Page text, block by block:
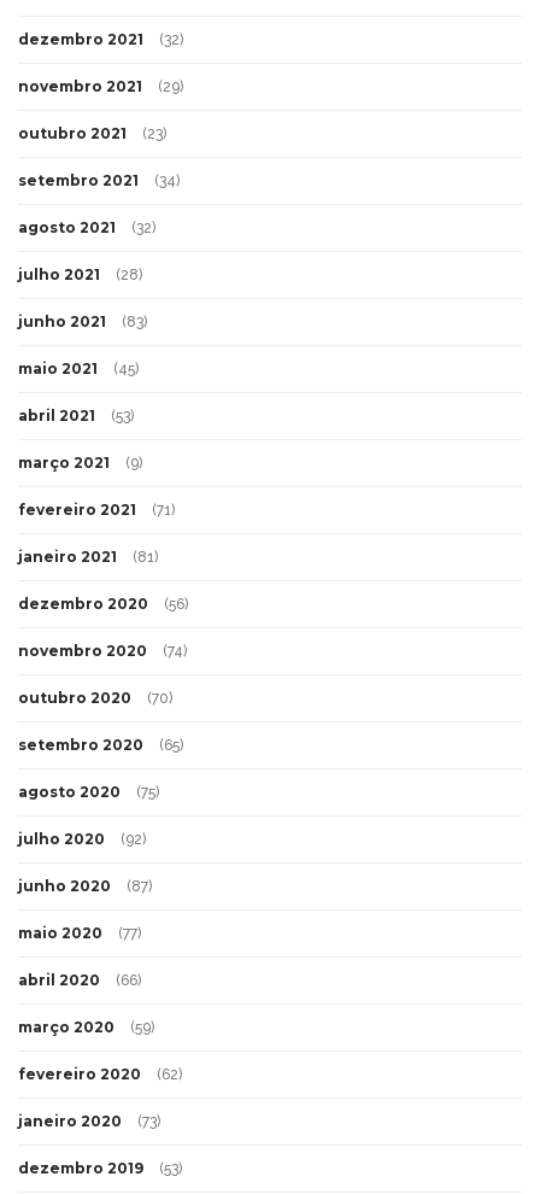
dezembro 2021 (32)
novembro 2021 (29)
outubro 2021 (23)
setembro 2021 (34)
agosto 2021 (32)
julho 2021 (28)
junho 2021 (83)
maio 2021 (45)
abril 2021 (53)
março 2021 (9)
fevereiro 2021 (71)
janeiro 2021 (81)
dezembro 2020 (56)
novembro 2020 (74)
outubro 2020 (70)
setembro 2020 (65)
agosto 2020 (75)
julho 2020 (92)
junho 2020 (87)
maio 2020 (77)
abril 2020 (66)
março 2020 (59)
fevereiro 2020 (62)
janeiro 2020 (73)
dezembro 2019 (53)